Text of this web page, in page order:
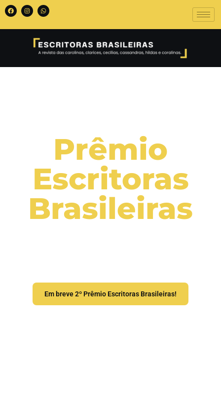
Prêmio
Escritoras
Brasileiras
Em breve 2º Prêmio Escritoras Brasileiras!